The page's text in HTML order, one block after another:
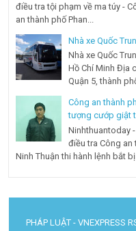
điều tra tội phạm về ma túy -
an thành phố Phan...
Nhà xe Quốc
Nhà xe Quốc
Hồ Chí Minh Địa
Quận 5, thành
Công an thành
tượng cướp giật
Ninhthuantoday
điều tra Công an
Ninh Thuận thi hành lệnh bắt
PHÁP LUẬT - VNEXPRESS